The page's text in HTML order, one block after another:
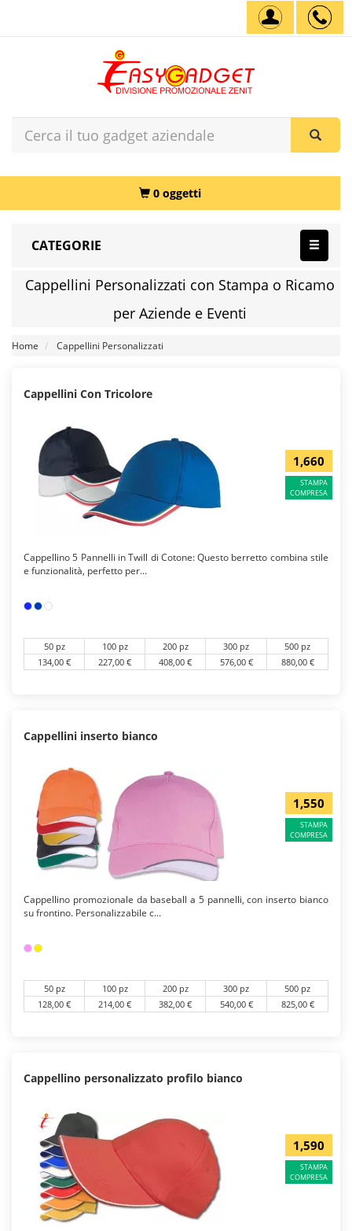
0 oggetti
CATEGORIE
Cappellini Personalizzati con Stampa o Ricamo
per Aziende e Eventi
Home Cappellini Personalizzati
Cappellini Con Tricolore
1,660
STAMPA
COMPRESA
Cappellino 5 Pannelli in Twill di Cotone: Questo berretto combina stile
e funzionalità, perfetto per...
50 pz 100 pz 200 pz 300 pz
500 pz
134,00 €
227,00 € 408,00 € 576,00 € 880,00 €
Cappellini inserto bianco
1,550
STAMPA
COMPRESA
Cappellino promozionale da baseball a 5 pannelli, con inserto bianco
su frontino. Personalizzabile c...
50 pz 100 pz 200 pz 300 pz
500 pz
128,00 €
214,00 € 382,00 € 540,00 € 825,00 €
Cappellino personalizzato profilo bianco
1,590
STAMPA
COMPRESA